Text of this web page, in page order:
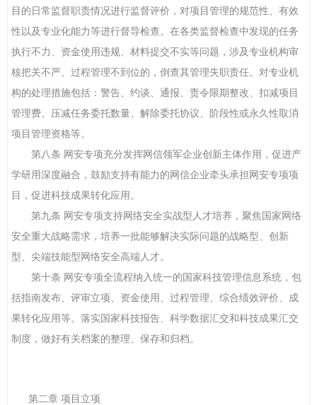
目的日常监督职责情况进行监督评价，对项目管理的规范性、有效
性以及专业化能力等进行督导检查。在各类监督检查中发现的任务
执行不力、资金使用违规、材料提交不实等问题，涉及专业机构审
核把关不严、过程管理不到位的，倒查其管理失职责任。对专业机
构的处理措施包括：警告、约谈、通报、责令限期整改、扣减项目
管理费、压减任务委托数量、解除委托协议、阶段性或永久性取消
项目管理资格等。
第八条 网安专项充分发挥网信领军企业创新主体作用，促进产
学研用深度融合，鼓励支持有能力的网信企业牵头承担网安专项项
目，促进科技成果转化应用。
第九条 网安专项支持网络安全实战型人才培养，聚焦国家网络
安全重大战略需求，培养一批能够解决实际问题的战略型、创新
型、尖端技能型网络安全高端人才。
第十条 网安专项全流程纳入统一的国家科技管理信息系统，包
括指南发布、评审立项、资金使用、过程管理、综合绩效评价、成
果转化应用等。落实国家科技报告、科学数据汇交和科技成果汇交
制度，做好有关档案的整理、保存和归档。
第二章 项目立项